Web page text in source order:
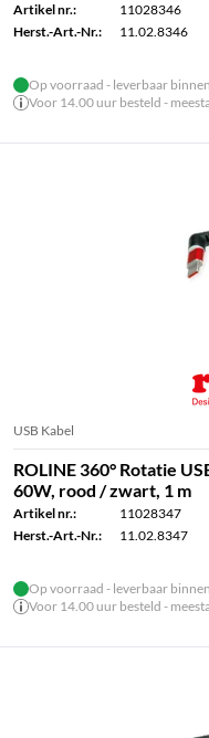
Artikel nr.:
11028346
Herst.-Art.-Nr.:
11.02.8346
Op voorraad - leverbaar
Voor 14.00 uur besteld -
USB Kabel
ROLINE 360° Rotatie
60W, rood / zwart, 1 m
Artikel nr.:
11028347
Herst.-Art.-Nr.:
11.02.8347
Op voorraad - leverbaar
Voor 14.00 uur besteld -